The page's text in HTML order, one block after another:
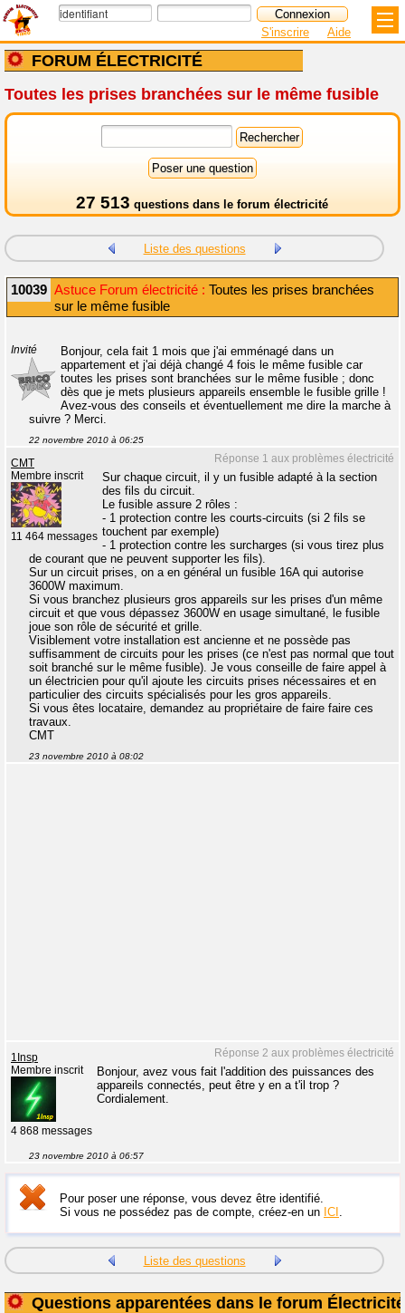
FORUM ÉLECTRICITÉ
S'inscrire Aide
Toutes les prises branchées sur le même fusible
27 513 questions dans le forum électricité
Liste des questions
10039 Astuce Forum électricité : Toutes les prises branchées
sur le même fusible
Invité
Bonjour, cela fait 1 mois que j'ai emménagé dans un
appartement et j'ai déjà changé 4 fois le même fusible car
toutes les prises sont branchées sur le même fusible ; donc
dès que je mets plusieurs appareils ensemble le fusible grille !
Avez-vous des conseils et éventuellement me dire la marche à
suivre ? Merci.
22 novembre 2010 à 06:25
Réponse 1 aux problèmes électricité
CMT
Membre inscrit
11 464 messages
Sur chaque circuit, il y un fusible adapté à la section
des fils du circuit.
Le fusible assure 2 rôles :
- 1 protection contre les courts-circuits (si 2 fils se
touchent par exemple)
- 1 protection contre les surcharges (si vous tirez plus
de courant que ne peuvent supporter les fils).
Sur un circuit prises, on a en général un fusible 16A qui autorise
3600W maximum.
Si vous branchez plusieurs gros appareils sur les prises d'un même
circuit et que vous dépassez 3600W en usage simultané, le fusible
joue son rôle de sécurité et grille.
Visiblement votre installation est ancienne et ne possède pas
suffisamment de circuits pour les prises (ce n'est pas normal que tout
soit branché sur le même fusible). Je vous conseille de faire appel à
un électricien pour qu'il ajoute les circuits prises nécessaires et en
particulier des circuits spécialisés pour les gros appareils.
Si vous êtes locataire, demandez au propriétaire de faire faire ces
travaux.
CMT
23 novembre 2010 à 08:02
Réponse 2 aux problèmes électricité
1Insp
Membre inscrit
4 868 messages
Bonjour, avez vous fait l'addition des puissances des
appareils connectés, peut être y en a t'il trop ?
Cordialement.
23 novembre 2010 à 06:57
Pour poser une réponse, vous devez être identifié.
Si vous ne possédez pas de compte, créez-en un ICI .
Liste des questions
Questions apparentées dans le forum Électricité